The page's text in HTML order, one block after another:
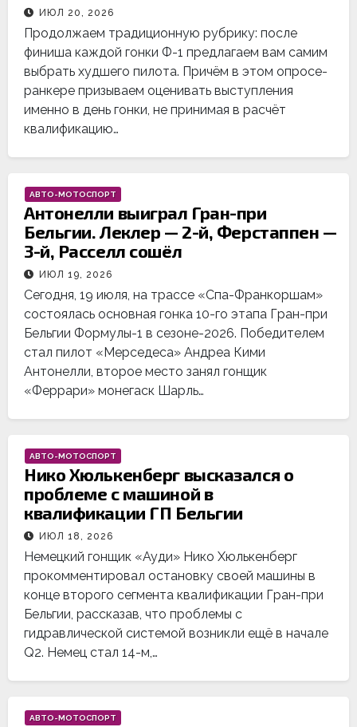
ИЮЛ 20, 2026
Продолжаем традиционную рубрику: после
финиша каждой гонки Ф-1 предлагаем вам самим
выбрать худшего пилота. Причём в этом опросе-
ранкере призываем оценивать выступления
именно в день гонки, не принимая в расчёт
квалификацию…
АВТО-МОТОСПОРТ
Антонелли выиграл Гран-при
Бельгии. Леклер — 2-й, Ферстаппен —
3-й, Расселл сошёл
ИЮЛ 19, 2026
Сегодня, 19 июля, на трассе «Спа-Франкоршам»
состоялась основная гонка 10-го этапа Гран-при
Бельгии Формулы-1 в сезоне-2026. Победителем
стал пилот «Мерседеса» Андреа Кими
Антонелли, второе место занял гонщик
«Феррари» монегаск Шарль…
АВТО-МОТОСПОРТ
Нико Хюлькенберг высказался о
проблеме с машиной в
квалификации ГП Бельгии
ИЮЛ 18, 2026
Немецкий гонщик «Ауди» Нико Хюлькенберг
прокомментировал остановку своей машины в
конце второго сегмента квалификации Гран-при
Бельгии, рассказав, что проблемы с
гидравлической системой возникли ещё в начале
Q2. Немец стал 14-м,…
АВТО-МОТОСПОРТ